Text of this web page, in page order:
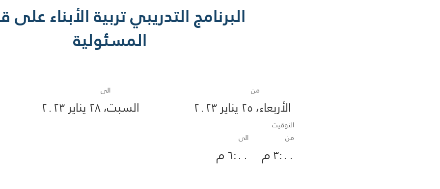
البرنامج التدريبي تربية الأبناء على
المسئولية
الى من
الأربعاء، ٢٥ يناير ٢٠٢٣ السبت، ٢٨ يناير ٢٠٢٣
التوقيت
الى
من
٣:٠٠ م ٦:٠٠ م